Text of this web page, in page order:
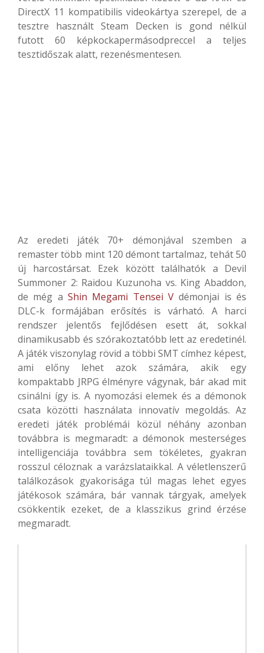
DirectX 11 kompatibilis videokártya szerepel, de a
tesztre használt Steam Decken is gond nélkül
futott 60 képkockapermásodpreccel a teljes
tesztidőszak alatt, rezenésmentesen.
Az eredeti játék 70+ démonjával szemben a
remaster több mint 120 démont tartalmaz, tehát 50
új harcostársat. Ezek között találhatók a Devil
Summoner 2: Raidou Kuzunoha vs. King Abaddon,
de még a Shin Megami Tensei V démonjai is és
DLC-k formájában erősítés is várható. A harci
rendszer jelentős fejlődésen esett át, sokkal
dinamikusabb és szórakoztatóbb lett az eredetinél.
A játék viszonylag rövid a többi SMT címhez képest,
ami előny lehet azok számára, akik egy
kompaktabb JRPG élményre vágynak, bár akad mit
csinálni így is. A nyomozási elemek és a démonok
csata közötti használata innovatív megoldás. Az
eredeti játék problémái közül néhány azonban
továbbra is megmaradt: a démonok mesterséges
intelligenciája továbbra sem tökéletes, gyakran
rosszul céloznak a varázslataikkal. A véletlenszerű
találkozások gyakorisága túl magas lehet egyes
játékosok számára, bár vannak tárgyak, amelyek
csökkentik ezeket, de a klasszikus grind érzése
megmaradt.